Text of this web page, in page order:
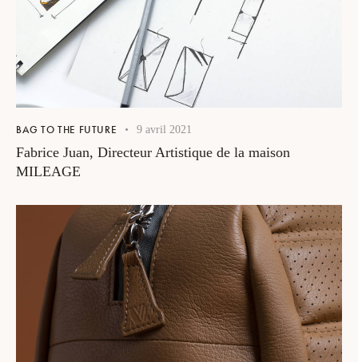
BAG TO THE FUTURE 9 avril 2021
Fabrice Juan, Directeur Artistique de la maison
MILEAGE